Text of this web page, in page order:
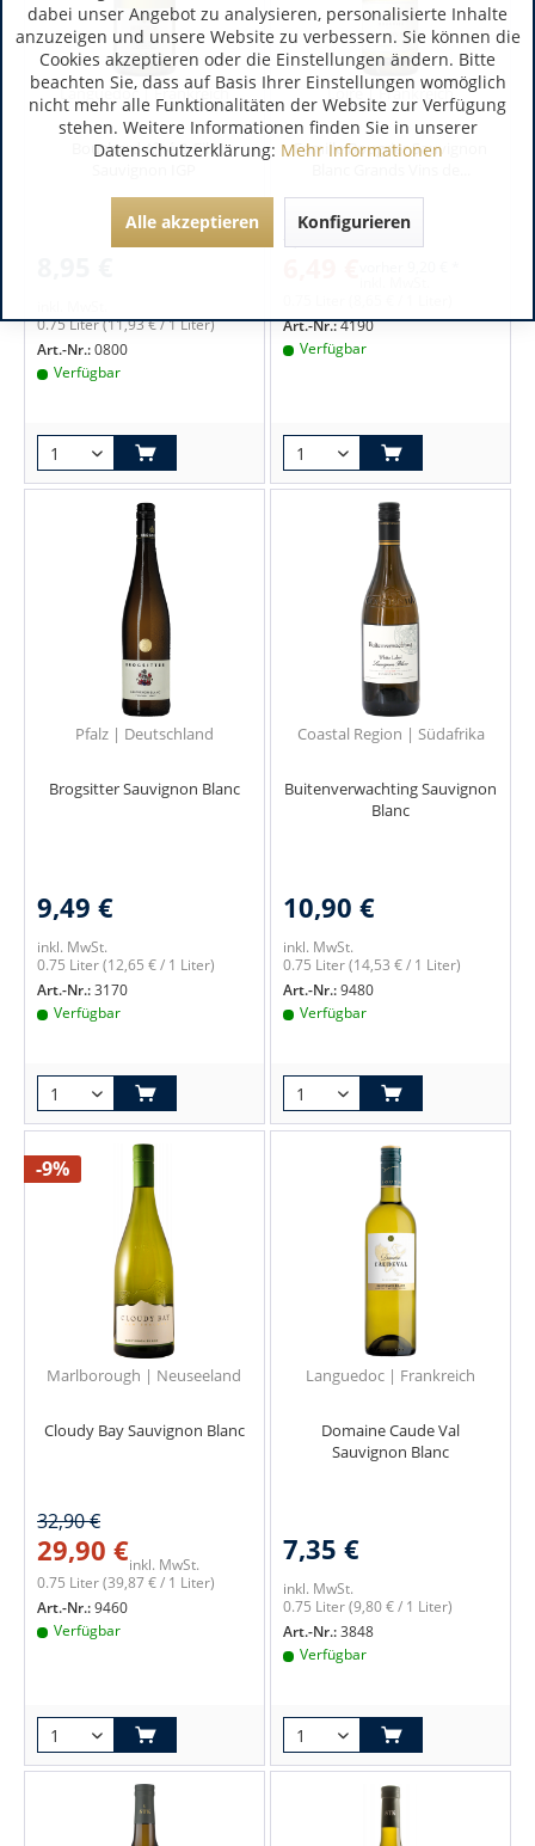
Languedoc | Frankreich
Bouchard Aîné & Fils
0.75 Liter(11,93 € / 1 Liter)
Art.-Nr.:0800
Verfügbar
Loire | Frankreich
Famille Bougrier Sauvignon
Art.-Nr.:4190
Verfügbar
Pfalz | Deutschland
Brogsitter Sauvignon Blanc
9,49 €
inkl. MwSt.
0.75 Liter(12,65 € / 1 Liter)
Art.-Nr.:3170
Verfügbar
Coastal Region | Südafrika
Buitenverwachting Sauvignon
Blanc
10,90 €
inkl. MwSt.
0.75 Liter(14,53 € / 1 Liter)
Art.-Nr.:9480
Verfügbar
-9%
Marlborough | Neuseeland
Cloudy Bay Sauvignon Blanc
32,90 €
29,90 €inkl. MwSt.
0.75 Liter(39,87 € / 1 Liter)
Art.-Nr.:9460
Verfügbar
Languedoc | Frankreich
Domaine Caude Val
Sauvignon Blanc
7,35 €
inkl. MwSt.
0.75 Liter(9,80 € / 1 Liter)
Art.-Nr.:3848
Verfügbar
dabei unser Angebot zu analysieren, personalisierte Inhalte
anzuzeigen und unsere Website zu verbessern. Sie können die
Cookies akzeptieren oder die Einstellungen ändern. Bitte
beachten Sie, dass auf Basis Ihrer Einstellungen womöglich
nicht mehr alle Funktionalitäten der Website zur Verfügung
stehen. Weitere Informationen finden Sie in unserer
Datenschutzerklärung: Mehr Informationen
Alle akzeptieren Konfigurieren